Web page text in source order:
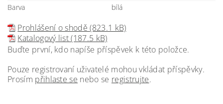
Barva
bílá
Prohlášení o shodě (823.1 kB)
Katalogový list (187.5 kB)
Buďte první, kdo napíše příspěvek k této položce.
Pouze registrovaní uživatelé mohou vkládat příspěvky.
Prosím přihlaste se nebo se registrujte.